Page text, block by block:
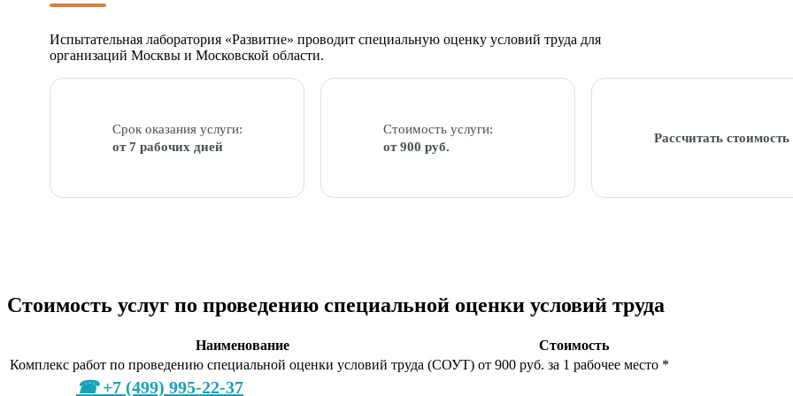
Испытательная лаборатория «Развитие» проводит специальную оценку условий труда для
организаций Москвы и Московской области.
Срок оказания услуги:
от 7 рабочих дней
Стоимость услуги:
от 900 руб.
Рассчитать
Стоимость услуг по проведению специальной оценки условий труда
Наименование
Стоимость
Комплекс работ по проведению специальной оценки условий труда (СОУТ) от 900 руб. за 1 рабочее место *
+7 (499) 995-22-37